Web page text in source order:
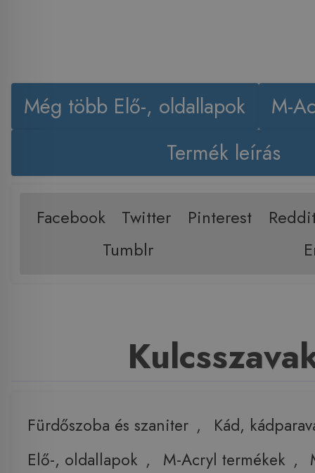
Még több Elő-, oldallapok
M-
Termék leírás
Facebook Twitter Pinterest
Tumblr
Fürdőszoba és szaniter ,
Kád,
Elő-, oldallapok , M-Acryl termékek ,